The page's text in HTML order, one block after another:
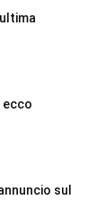
ecco
sul